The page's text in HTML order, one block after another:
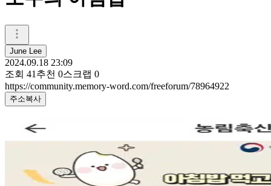
June Lee
2024.09.18 23:09
조회 41 추천 0스크랩 0
https://community.memory-word.com/freeforum/78964922
주소복사